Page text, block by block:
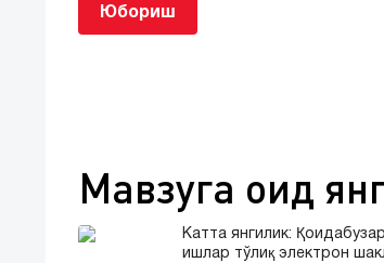
Юбориш
Мавзуга оид
Катта янгилик:
ишлар тўлиқ электрон